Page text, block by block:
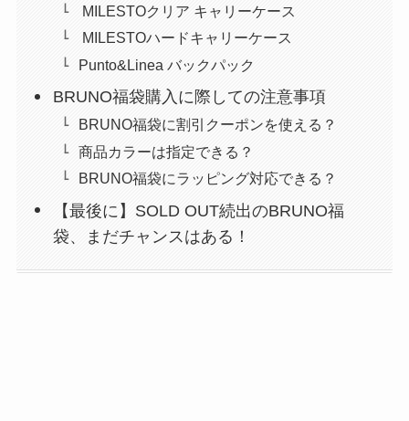
MILESTOクリア キャリーケース
MILESTOハードキャリーケース
Punto&Linea バックパック
BRUNO福袋購入に際しての注意事項
BRUNO福袋に割引クーポンを使える？
商品カラーは指定できる？
BRUNO福袋にラッピング対応できる？
【最後に】SOLD OUT続出のBRUNO福
袋、まだチャンスはある！